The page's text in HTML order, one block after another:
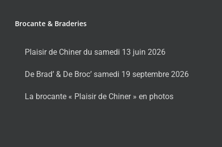
Brocante & Braderies
Plaisir de Chiner du samedi 13 juin 2026
De Brad’ & De Broc’ samedi 19 septembre 2026
La brocante « Plaisir de Chiner » en photos